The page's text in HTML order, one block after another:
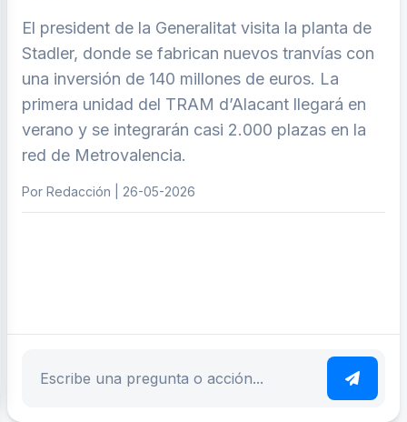
El president de la Generalitat visita la planta de
Stadler, donde se fabrican nuevos tranvías con
una inversión de 140 millones de euros. La
primera unidad del TRAM d’Alacant llegará en
verano y se integrarán casi 2.000 plazas en la
red de Metrovalencia.
Por Redacción | 26-05-2026
Escribe tu pregunta